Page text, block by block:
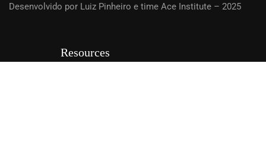
Desenvolvido por Luiz Pinheiro e time Ace Institute – 2025
Resources
Forums
política de Cookies